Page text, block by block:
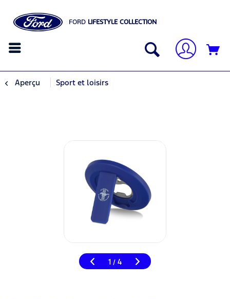
FORD LIFESTYLE COLLECTION
Aperçu Sport et loisirs
1 / 4